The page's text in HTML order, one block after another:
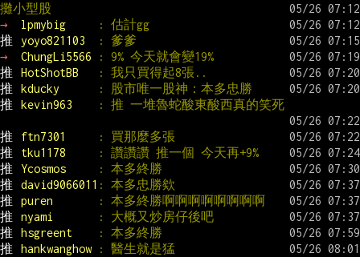
攤小型股
→
lpmybig
: 估計gg
推
yoyo821103
: 爹爹
→
ChungLi5566
: 9% 今天就會變19%
推
HotShotBB
: 我只買得起8張..
推
kducky
: 股市唯一股神：本多忠勝
推
kevin963 : 推 一堆魯蛇酸東酸西真的笑死
推 ftn7301
: 買那麼多張
推
tku1178
: 讚讚讚 推一個 今天再+9%
推
Ycosmos
: 本多終勝
推
david9066011 : 本多忠勝欸
推
puren
: 本多終勝啊啊啊啊啊啊啊啊
推
nyami
: 大概又炒房仔後吧
推
hsgreent
: 本多終勝
推
hankwanghow
: 醫生就是猛